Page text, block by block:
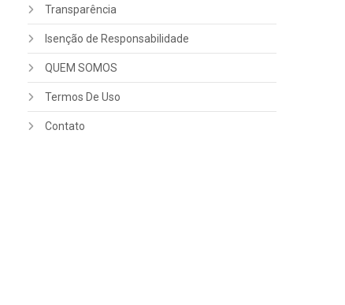
Transparência
Isenção de Responsabilidade
QUEM SOMOS
Termos De Uso
Contato